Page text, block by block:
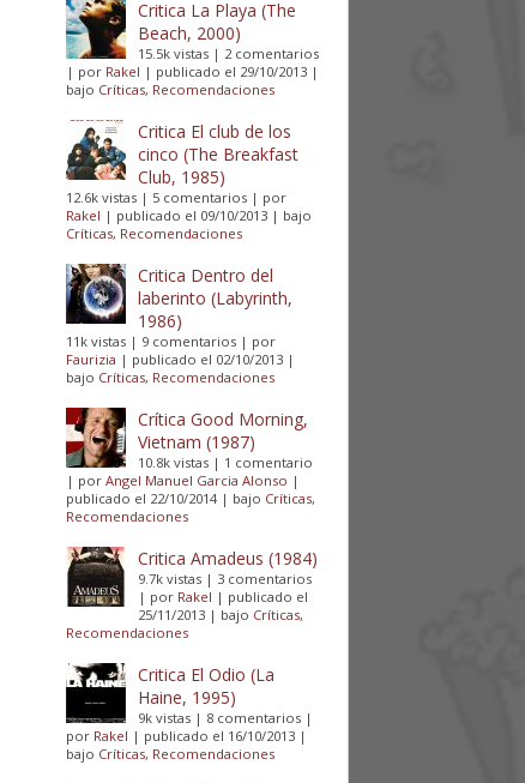
Critica La Playa (The
Beach, 2000)
15.5k vistas | 2 comentarios
| por Rakel | publicado el 29/10/2013 |
bajo Críticas, Recomendaciones
Critica El club de los
cinco (The Breakfast
Club, 1985)
12.6k vistas | 5 comentarios | por
Rakel | publicado el 09/10/2013 | bajo
Críticas, Recomendaciones
Critica Dentro del
laberinto (Labyrinth,
1986)
11k vistas | 9 comentarios | por
Faurizia | publicado el 02/10/2013 |
bajo Críticas, Recomendaciones
Crítica Good Morning,
Vietnam (1987)
10.8k vistas | 1 comentario
| porAngel Manuel Garcia Alonso |
publicado el 22/10/2014| bajo Críticas,
Recomendaciones
Critica Amadeus (1984)
9.7k vistas | 3 comentarios
| por Rakel | publicado el
25/11/2013 | bajo Críticas,
Recomendaciones
Critica El Odio (La
Haine, 1995)
9k vistas | 8 comentarios |
por Rakel | publicado el 16/10/2013 |
bajo Críticas, Recomendaciones